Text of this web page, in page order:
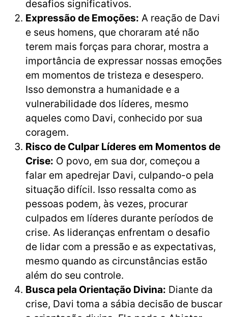
desafios significativos.
Expressão de Emoções: A reação de Davi
e seus homens, que choraram até não
terem mais forças para chorar, mostra a
importância de expressar nossas emoções
em momentos de tristeza e desespero.
Isso demonstra a humanidade e a
vulnerabilidade dos líderes, mesmo
aqueles como Davi, conhecido por sua
coragem.
Risco de Culpar Líderes em Momentos de
Crise: O povo, em sua dor, começou a
falar em apedrejar Davi, culpando-o pela
situação difícil. Isso ressalta como as
pessoas podem, às vezes, procurar
culpados em líderes durante períodos de
crise. As lideranças enfrentam o desafio
de lidar com a pressão e as expectativas,
mesmo quando as circunstâncias estão
além do seu controle.
Busca pela Orientação Divina: Diante da
crise, Davi toma a sábia decisão de buscar